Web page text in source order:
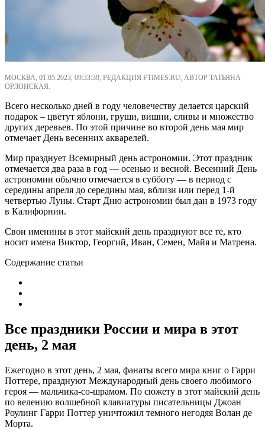
МОСКВА, 01.05.2023, 09:33:39, РЕДАКЦИЯ FTIMES.RU, АВТОР ТАТЬЯНА
ОРЛОНСКАЯ.
Всего несколько дней в году человечеству делается царский
подарок – цветут яблони, груши, вишни, сливы и множество
других деревьев. По этой причине во второй день мая мир
отмечает День весенних акварелей.
Мир празднует Всемирный день астрономии. Этот праздник
отмечается два раза в год — осенью и весной. Весенний День
астрономии обычно отмечается в субботу — в период с
середины апреля до середины мая, вблизи или перед 1-й
четвертью Луны. Старт Дню астрономии был дан в 1973 году
в Калифорнии.
Свои именины в этот майский день празднуют все те, кто
носит имена Виктор, Георгий, Иван, Семен, Майя и Матрена.
Содержание статьи
Все праздники России и мира в этот
день, 2 мая
Ежегодно в этот день, 2 мая, фанаты всего мира книг о Гарри
Поттере, празднуют Международный день своего любимого
героя — мальчика-со-шрамом. По сюжету в этот майский день
по велению волшебной клавиатуры писательницы Джоан
Роулинг Гарри Поттер уничтожил темного негодяя Волан де
Морта.